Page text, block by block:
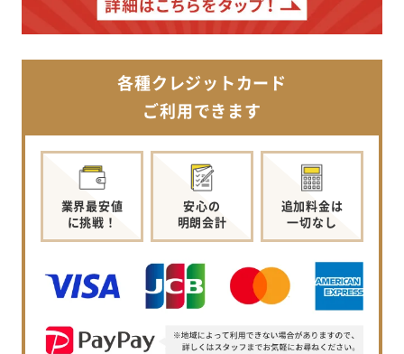
各種クレジットカード
ご利用できます
業界最安値
に挑戦！
安心の
明朗会計
追加料金は
一切なし